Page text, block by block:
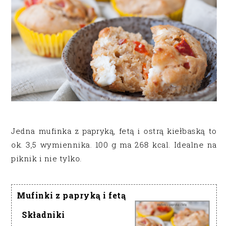
Jedna mufinka z papryką, fetą i ostrą kiełbaską to
ok. 3,5 wymiennika. 100 g ma 268 kcal. Idealne na
piknik i nie tylko.
Mufinki z papryką i fetą
Składniki